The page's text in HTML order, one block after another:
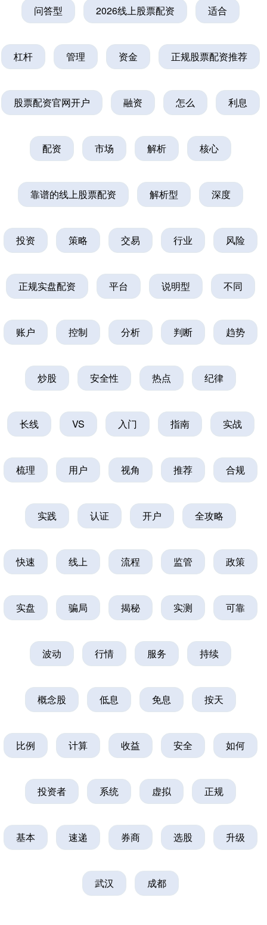
问答型 2026线上股票配资 适合
杠杆 管理 资金 正规股票配资推荐
股票配资官网开户 融资 怎么 利息
配资 市场 解析 核心
靠谱的线上股票配资 解析型 深度
投资 策略 交易 行业 风险
正规实盘配资 平台 说明型 不同
账户 控制 分析 判断 趋势
炒股 安全性 热点 纪律
长线 VS 入门 指南 实战
梳理 用户 视角 推荐 合规
实践 认证 开户 全攻略
快速 线上 流程 监管 政策
实盘 骗局 揭秘 实测 可靠
波动 行情 服务 持续
概念股 低息 免息 按天
比例 计算 收益 安全 如何
投资者 系统 虚拟 正规
基本 速递 券商 选股 升级
武汉 成都
深证成指 14070.78 -73.43 -0.52%
沪深300 4637.89 -20.27 -0.44%
创业板指 3511.47 -23.68 -0.67%